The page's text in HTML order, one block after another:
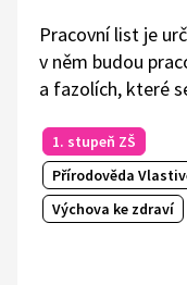
Pracovní list je
v něm budou
a fazolích, které
1. stupeň ZŠ
Přírodověda
Výchova ke zdraví